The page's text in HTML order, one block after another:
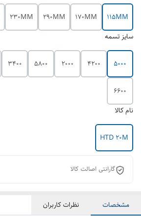
115MM
170MM
290MM
230MM
سایز تسمه
5000
4200
2000
5800
3400
6600
نام کالا
HTD 20M
گارانتی اصالت کالا
مشخصات نظرات کاربران